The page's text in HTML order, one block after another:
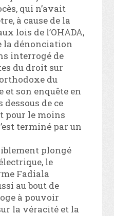
qui n’avait
à cause de la
lois de l’OHADA,
la dénonciation
interrogé de
du droit sur
du
son enquête en
de ce
pour le moins
terminé par un
plongé
le
Fadiala
au bout de
à pouvoir
la véracité et la